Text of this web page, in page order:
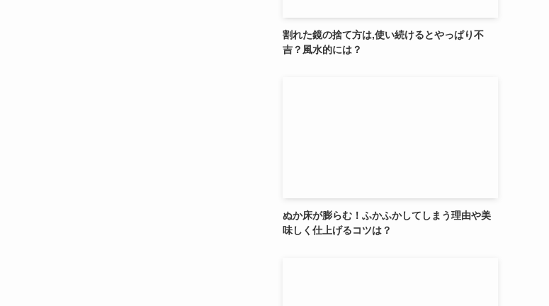
割れた鏡の捨て方は,使い続けるとやっぱり不
吉？風水的には？
ぬか床が膨らむ！ふかふかしてしまう理由や美
味しく仕上げるコツは？